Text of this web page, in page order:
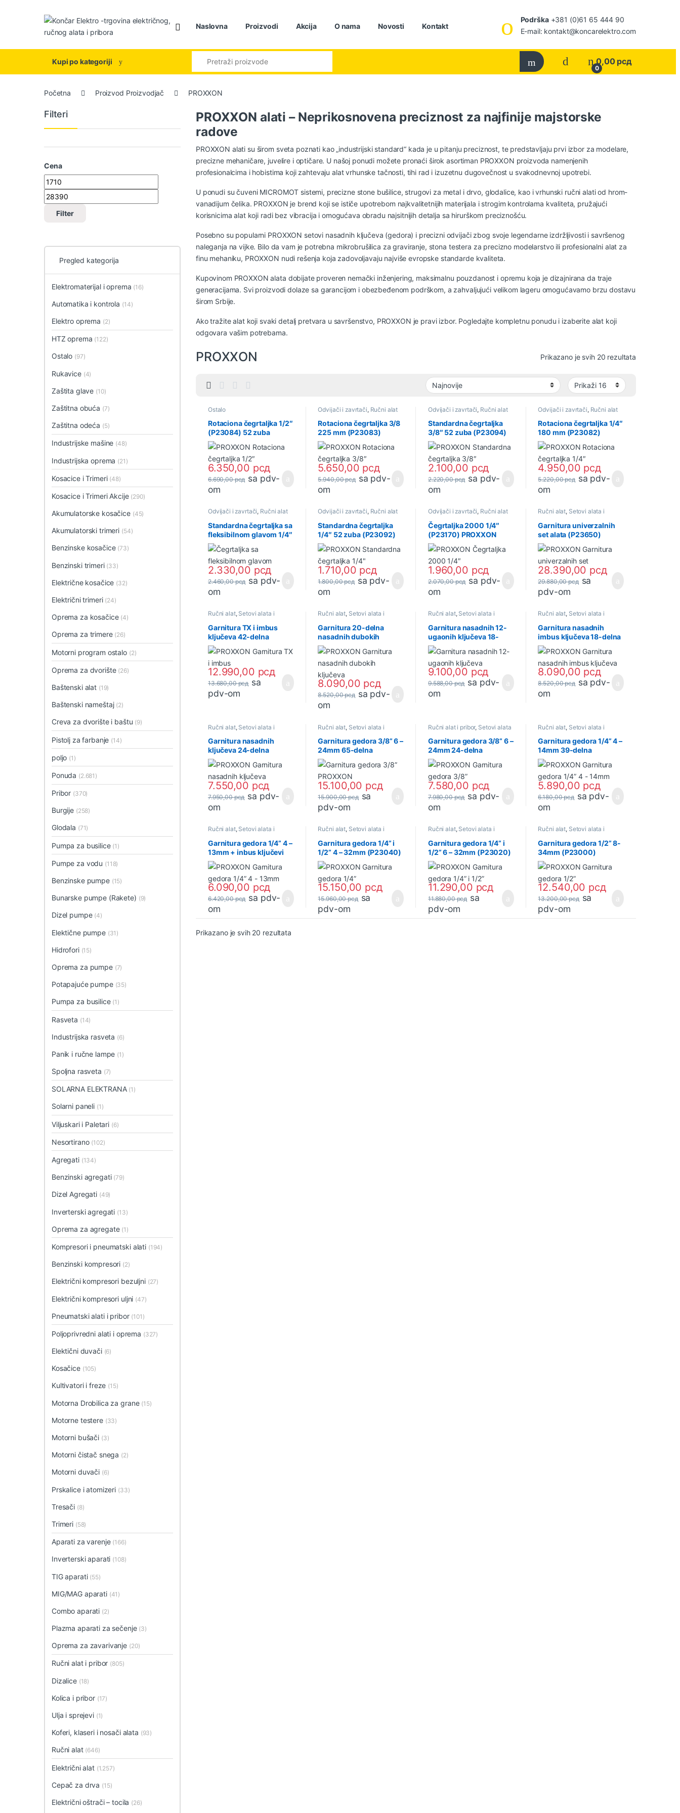
Naslovna Proizvodi Akcija O nama Novosti Kontakt
Podrška+381 (0)61 65 444 90
E-mail: kontakt@koncarelektro.com
Kupi po kategoriji
0
0,00 рсд
Početna Proizvod Proizvodjač PROXXON
PROXXON alati – Neprikosnovena preciznost za najfinije majstorske
radove
PROXXON alati su širom sveta poznati kao „industrijski standard“ kada je u pitanju preciznost, te predstavljaju prvi izbor za modelare,
precizne mehaničare, juvelire i optičare. U našoj ponudi možete pronaći širok asortiman PROXXON proizvoda namenjenih
profesionalcima i hobistima koji zahtevaju alat vrhunske tačnosti, tihi rad i izuzetnu dugovečnost u svakodnevnoj upotrebi.
U ponudi su čuveni MICROMOT sistemi, precizne stone bušilice, strugovi za metal i drvo, glodalice, kao i vrhunski ručni alati od hrom-
vanadijum čelika. PROXXON je brend koji se ističe upotrebom najkvalitetnijih materijala i strogim kontrolama kvaliteta, pružajući
korisnicima alat koji radi bez vibracija i omogućava obradu najsitnijih detalja sa hirurškom preciznošću.
Posebno su popularni PROXXON setovi nasadnih ključeva (gedora) i precizni odvijači zbog svoje legendarne izdržljivosti i savršenog
naleganja na vijke. Bilo da vam je potrebna mikrobrušilica za graviranje, stona testera za precizno modelarstvo ili profesionalni alat za
finu mehaniku, PROXXON nudi rešenja koja zadovoljavaju najviše evropske standarde kvaliteta.
Kupovinom PROXXON alata dobijate proveren nemački inženjering, maksimalnu pouzdanost i opremu koja je dizajnirana da traje
generacijama. Svi proizvodi dolaze sa garancijom i obezbeđenom podrškom, a zahvaljujući velikom lageru omogućavamo brzu dostavu
širom Srbije.
Ako tražite alat koji svaki detalj pretvara u savršenstvo, PROXXON je pravi izbor. Pogledajte kompletnu ponudu i izaberite alat koji
odgovara vašim potrebama.
PROXXON Prikazano je svih 20 rezultata
Ostalo
Rotaciona čegrtaljka 1/2″
(P23084) 52 zuba
PROXXON
6.350,00 рсд
6.690,00рсд sa pdv-
om
Odvijači i zavrtači, Ručni alat
Rotaciona čegrtaljka 3/8
225 mm (P23083)
PROXXON
5.650,00 рсд
5.940,00рсд sa pdv-
om
Odvijači i zavrtači, Ručni alat
Standardna čegrtaljka
3/8″ 52 zuba (P23094)
PROXXON
2.100,00 рсд
2.220,00рсд sa pdv-
om
Odvijači i zavrtači, Ručni alat
Rotaciona čegrtaljka 1/4″
180 mm (P23082)
PROXXON
4.950,00 рсд
5.220,00рсд sa pdv-
om
Odvijači i zavrtači, Ručni alat
Standardna čegrtaljka sa
fleksibilnom glavom 1/4″
(P23074) PROXXON
2.330,00 рсд
2.460,00рсд sa pdv-
om
Odvijači i zavrtači, Ručni alat
Standardna čegrtaljka
1/4″ 52 zuba (P23092)
PROXXON
1.710,00 рсд
1.800,00рсд sa pdv-
om
Odvijači i zavrtači, Ručni alat
Čegrtaljka 2000 1/4″
(P23170) PROXXON
1.960,00 рсд
2.070,00рсд sa pdv-
om
Ručni alat, Setovi alata i
Garnitura univerzalnih
set alata (P23650)
PROXXON
28.390,00 рсд
29.880,00рсд sa
pdv-om
Ručni alat, Setovi alata i
Garnitura TX i imbus
ključeva 42-delna
(P23290) PROXXON
12.990,00 рсд
13.680,00рсд sa
pdv-om
Ručni alat, Setovi alata i
Garnitura 20-delna
nasadnih dubokih
ključeva (P23292)
PROXXON
8.090,00 рсд
8.520,00рсд sa pdv-
om
Ručni alat, Setovi alata i
Garnitura nasadnih 12-
ugaonih ključeva 18-
delna (P23296)
PROXXON
9.100,00 рсд
9.588,00рсд sa pdv-
om
Ručni alat, Setovi alata i
Garnitura nasadnih
imbus ključeva 18-delna
(P23100) PROXXON
8.090,00 рсд
8.520,00рсд sa pdv-
om
Ručni alat, Setovi alata i
Garnitura nasadnih
ključeva 24-delna
(P23102) PROXXON
7.550,00 рсд
7.950,00рсд sa pdv-
om
Ručni alat, Setovi alata i
Garnitura gedora 3/8” 6 –
24mm 65-delna
(P23112) PROXXON
15.100,00 рсд
15.900,00рсд sa
pdv-om
Ručni alat i pribor, Setovi alata
Garnitura gedora 3/8” 6 –
24mm 24-delna
(P23110) PROXXON
7.580,00 рсд
7.980,00рсд sa pdv-
om
Ručni alat, Setovi alata i
Garnitura gedora 1/4” 4 –
14mm 39-delna
(P23070) PROXXON
5.890,00 рсд
6.180,00рсд sa pdv-
om
Ručni alat, Setovi alata i
Garnitura gedora 1/4” 4 –
13mm + inbus ključevi
(P23080) PROXXON
6.090,00 рсд
6.420,00рсд sa pdv-
om
Ručni alat, Setovi alata i
Garnitura gedora 1/4” i
1/2” 4 – 32mm (P23040)
PROXXON
15.150,00 рсд
15.960,00рсд sa
pdv-om
Ručni alat, Setovi alata i
Garnitura gedora 1/4” i
1/2” 6 – 32mm (P23020)
PROXXON
11.290,00 рсд
11.880,00рсд sa
pdv-om
Ručni alat, Setovi alata i
Garnitura gedora 1/2” 8-
34mm (P23000)
PROXXON
12.540,00 рсд
13.200,00рсд sa
pdv-om
Prikazano je svih 20 rezultataSortirano po najnovijem
Filteri
Cena
Minimalna cena
Maksimalna cena
Filter
Pregled kategorija
Elektromaterijal i oprema (16)
Automatika i kontrola (14)
Elektro oprema (2)
HTZ oprema (122)
Ostalo (97)
Rukavice (4)
Zaštita glave (10)
Zaštitna obuća (7)
Zaštitna odeća (5)
Industrijske mašine (48)
Industrijska oprema (21)
Kosacice i Trimeri (48)
Kosacice i Trimeri Akcije (290)
Akumulatorske kosačice (45)
Akumulatorski trimeri (54)
Benzinske kosačice (73)
Benzinski trimeri (33)
Električne kosačice (32)
Električni trimeri (24)
Oprema za kosačice (4)
Oprema za trimere (26)
Motorni program ostalo (2)
Oprema za dvorište (26)
Baštenski alat (19)
Baštenski nameštaj (2)
Creva za dvorište i baštu (9)
Pistolj za farbanje (14)
poljo (1)
Ponuda (2.681)
Pribor (370)
Burgije (258)
Glodala (71)
Pumpa za busilice (1)
Pumpe za vodu (118)
Benzinske pumpe (15)
Bunarske pumpe (Rakete) (9)
Dizel pumpe (4)
Elektične pumpe (31)
Hidrofori (15)
Oprema za pumpe (7)
Potapajuće pumpe (35)
Pumpa za busilice (1)
Rasveta (14)
Industrijska rasveta (6)
Panik i ručne lampe (1)
Spoljna rasveta (7)
SOLARNA ELEKTRANA (1)
Solarni paneli (1)
Viljuskari i Paletari (6)
Nesortirano (102)
Agregati (134)
Benzinski agregati (79)
Dizel Agregati (49)
Inverterski agregati (13)
Oprema za agregate (1)
Kompresori i pneumatski alati (194)
Benzinski kompresori (2)
Električni kompresori bezuljni (27)
Električni kompresori uljni (47)
Pneumatski alati i pribor (101)
Poljoprivredni alati i oprema (327)
Elektični duvači (6)
Kosačice (105)
Kultivatori i freze (15)
Motorna Drobilica za grane (15)
Motorne testere (33)
Motorni bušači (3)
Motorni čistač snega (2)
Motorni duvači (6)
Prskalice i atomizeri (33)
Tresači (8)
Trimeri (58)
Aparati za varenje (166)
Inverterski aparati (108)
TIG aparati (55)
MIG/MAG aparati (41)
Combo aparati (2)
Plazma aparati za sečenje (3)
Oprema za zavarivanje (20)
Ručni alat i pribor (805)
Dizalice (18)
Kolica i pribor (17)
Ulja i sprejevi (1)
Koferi, klaseri i nosači alata (93)
Ručni alat (646)
Električni alat (1.257)
Cepač za drva (15)
Električni oštrači – tocila (26)